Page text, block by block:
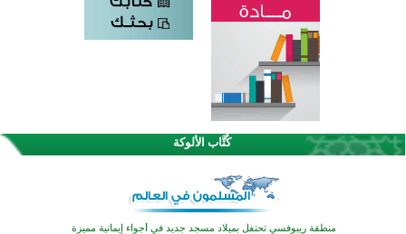
كُتَّاب الألوكة
القرآن والتربية في صدارة البرامج الصيفية للمسلمين في بينزا وساراتوف وموردوفيا هذا العام
اختتام الدورة التاسعة لمسابقة حفظ وتلاوة القرآن الكريم في أزناكاييف
اختتام منافسات قرآنية متميزة في بنغلاديش بمشاركة 3000 متسابق
أكثر من 400 طالب يشاركون في مسابقة المعلومات الإسلامية بأستراليا
افتتاح تاريخي لأول مسجد في بلييفليا بالجبل الأسود منذ أكثر من قرن
منطقة ريبوفسي تحتفل بميلاد مسجد جديد في أجواء إيمانية مميزة